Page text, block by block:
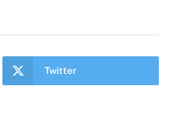
Twitter